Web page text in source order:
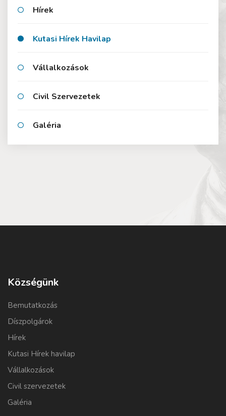
Hírek
Kutasi Hírek Havilap
Vállalkozások
Civil Szervezetek
Galéria
Községünk
Bemutatkozás
Díszpolgárok
Hírek
Kutasi Hírek havilap
Vállalkozások
Civil szervezetek
Galéria